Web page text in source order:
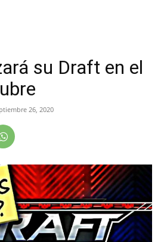
su Draft en el
26, 2020